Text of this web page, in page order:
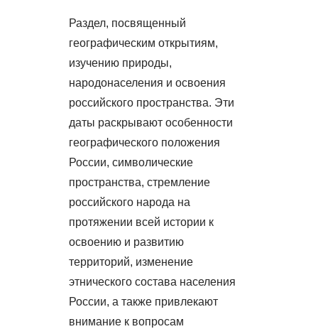
Раздел, посвященный
географическим открытиям,
изучению природы,
народонаселения и освоения
российского пространства. Эти
даты раскрывают особенности
географического положения
России, символические
пространства, стремление
российского народа на
протяжении всей истории к
освоению и развитию
территорий, изменение
этнического состава населения
России, а также привлекают
внимание к вопросам